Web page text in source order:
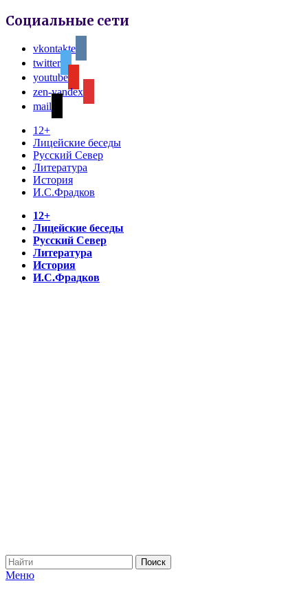
Социальные сети
vkontakte
twitter
youtube
zen-yandex
mail
12+
Лицейские беседы
Русский Север
Литература
История
И.С.Фрадков
12+
Лицейские беседы
Русский Север
Литература
История
И.С.Фрадков
Меню